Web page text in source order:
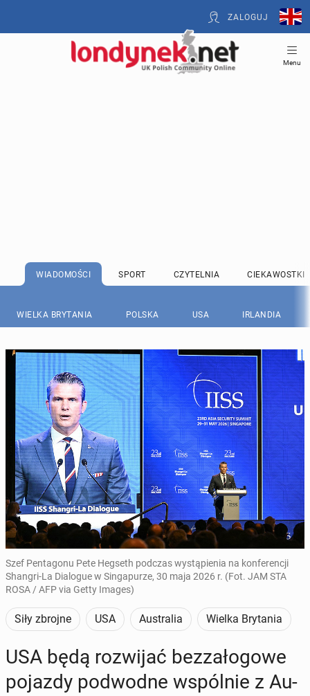
ZALOGUJ
Menu
WIADOMOŚCI SPORT CZYTELNIA CIEKAWOSTKI
WIELKA BRYTANIA POLSKA USA IRLANDIA
Szef Pentagonu Pete Hegseth podczas wystąpienia na konferencji
Shangri-La Dialogue w Singapurze, 30 maja 2026 r. (Fot. JAM STA
ROSA / AFP via Getty Images)
Siły zbrojne USA Australia Wielka Brytania
USA będą roz­wi­jać bez­za­ło­go­we
pojazdy pod­wod­ne wspól­nie z Au­